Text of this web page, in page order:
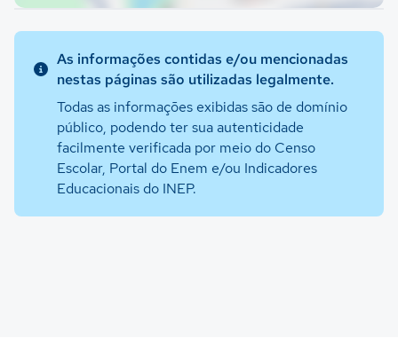
As informações contidas e/ou mencionadas
nestas páginas são utilizadas legalmente.
Todas as informações exibidas são de domínio
público, podendo ter sua autenticidade
facilmente verificada por meio do Censo
Escolar, Portal do Enem e/ou Indicadores
Educacionais do INEP.